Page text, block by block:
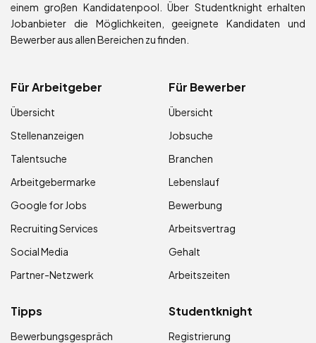
einem großen Kandidatenpool. Über Studentknight erhalten
Jobanbieter die Möglichkeiten, geeignete Kandidaten und
Bewerber aus allen Bereichen zu finden.
Für Arbeitgeber
Übersicht
Stellenanzeigen
Talentsuche
Arbeitgebermarke
Google for Jobs
Recruiting Services
Social Media
Partner-Netzwerk
Für Bewerber
Übersicht
Jobsuche
Branchen
Lebenslauf
Bewerbung
Arbeitsvertrag
Gehalt
Arbeitszeiten
Tipps
Bewerbungsgespräch
Studentknight
Registrierung